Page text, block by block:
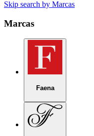
Skip search by Marcas
Marcas
Faena